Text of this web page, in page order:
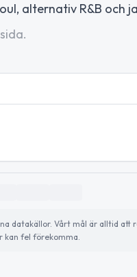
alternativ R&B och
datakällor. Vårt mål är alltid
fel förekomma.